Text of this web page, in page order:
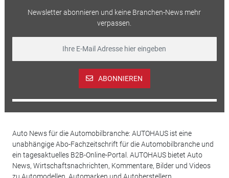
Newsletter abonnieren und keine Branchen-News mehr
verpassen.
ABONNIEREN
Auto News für die Automobilbranche: AUTOHAUS ist eine
unabhängige Abo-Fachzeitschrift für die Automobilbranche und
ein tagesaktuelles B2B-Online-Portal. AUTOHAUS bietet Auto
News, Wirtschaftsnachrichten, Kommentare, Bilder und Videos